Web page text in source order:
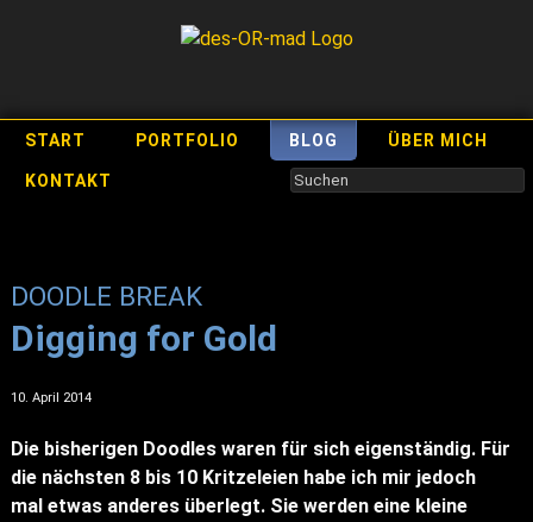
START PORTFOLIO BLOG ÜBER MICH
KONTAKT
DOODLE BREAK
Digging for Gold
10. April 2014
Die bisherigen Doodles waren für sich eigenständig. Für
die nächsten 8 bis 10 Kritzeleien habe ich mir jedoch
mal etwas anderes überlegt. Sie werden eine kleine